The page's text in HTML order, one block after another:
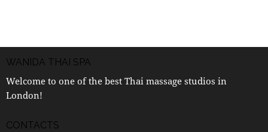
WANIDA THAI SPA
Welcome to one of the best Thai massage studios in
London!
CONTACTS